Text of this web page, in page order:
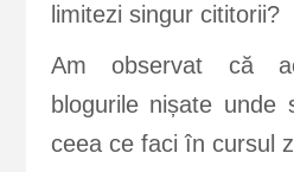
limitezi singur cititorii?
Am observat că
blogurile nișate
ceea ce faci în cursul